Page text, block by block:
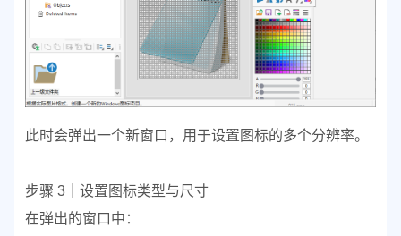
此时会弹出一个新窗口，用于设置图标的多个分辨率。
步骤 3｜设置图标类型与尺寸
在弹出的窗口中：